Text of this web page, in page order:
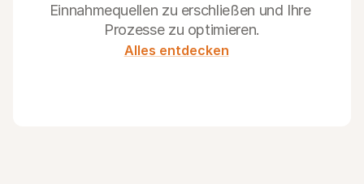
Einnahmequellen zu erschließen und Ihre
Prozesse zu optimieren.
Alles entdecken